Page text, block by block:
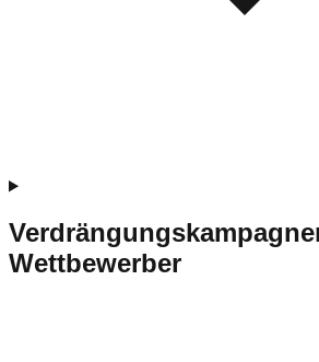
Wettbewerber